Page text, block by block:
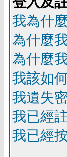
我為什
為什麼
為什麼
我該如
我遺失
我已經
我已經